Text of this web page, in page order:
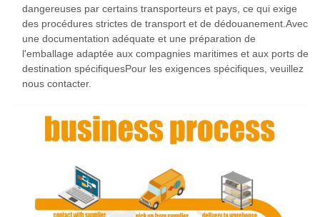
dangereuses par certains transporteurs et pays, ce qui exige
des procédures strictes de transport et de dédouanement.Avec
une documentation adéquate et une préparation de
l'emballage adaptée aux compagnies maritimes et aux ports de
destination spécifiquesPour les exigences spécifiques, veuillez
nous contacter.